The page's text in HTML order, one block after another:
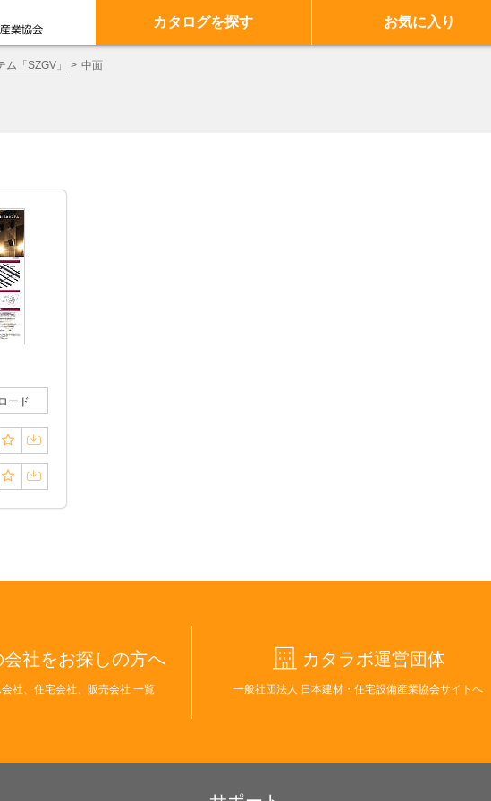
カタログを探す お気に入り
「SZGV」 中面
ード
社をお探しの方へ
社、住宅会社、販売会社 一覧
カタラボ運営団体
一般社団法人 日本建材・住宅設備産業協会サイトへ